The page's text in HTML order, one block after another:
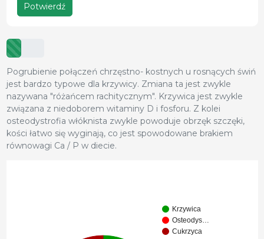
Potwierdź
Pogrubienie połączeń chrzęstno- kostnych u rosnących świń
jest bardzo typowe dla krzywicy. Zmiana ta jest zwykle
nazywana "różańcem rachitycznym". Krzywica jest zwykle
związana z niedoborem witaminy D i fosforu. Z kolei
osteodystrofia włóknista zwykle powoduje obrzęk szczęki,
kości łatwo się wyginają, co jest spowodowane brakiem
równowagi Ca / P w diecie.
Krzywica
Osteodys…
Cukrzyca